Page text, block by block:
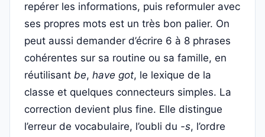
repérer les informations, puis reformuler avec
ses propres mots est un très bon palier. On
peut aussi demander d’écrire 6 à 8 phrases
cohérentes sur sa routine ou sa famille, en
réutilisant be, have got, le lexique de la
classe et quelques connecteurs simples. La
correction devient plus fine. Elle distingue
l’erreur de vocabulaire, l’oubli du -s, l’ordre